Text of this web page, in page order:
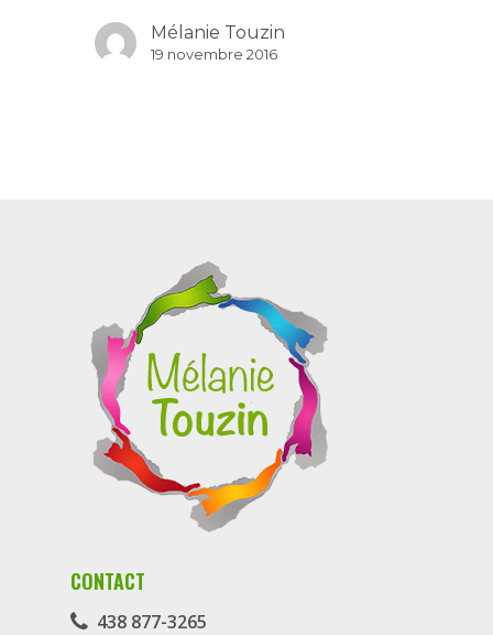
Mélanie Touzin
19 novembre 2016
CONTACT
438 877-3265